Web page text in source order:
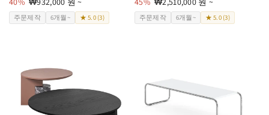
업
체:
인
가
주문제작 6개월~ ★ 5.0 (3)
업
체:
인
가
주문제작 6개월~ ★ 5.0 (3)